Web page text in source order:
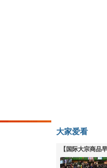
大家爱看
【国际大宗商品
下跌